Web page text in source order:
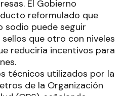
El Gobierno
reformulado que
sodio puede seguir
que otro con niveles
reduciría incentivos para
técnicos utilizados por la
de la Organización